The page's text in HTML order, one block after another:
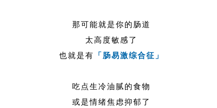
那可能就是你的肠道
太高度敏感了
也就是有 「肠易激综合征」
吃点生冷油腻的食物
或是情绪焦虑抑郁了